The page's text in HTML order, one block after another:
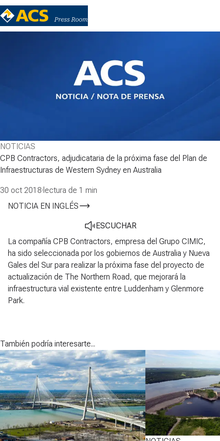
NOTICIAS
CPB Contractors, adjudicataria de la próxima fase del Plan de
Infraestructuras de Western Sydney en Australia
30 oct 2018· lectura de 1 min
NOTICIA EN INGLÉS
ESCUCHAR
La compañía CPB Contractors, empresa del Grupo CIMIC,
ha sido seleccionada por los gobiernos de Australia y Nueva
Gales del Sur para realizar la próxima fase del proyecto de
actualización de The Northern Road, que mejorará la
infraestructura vial existente entre Luddenham y Glenmore
Park.
También podría interesarte...